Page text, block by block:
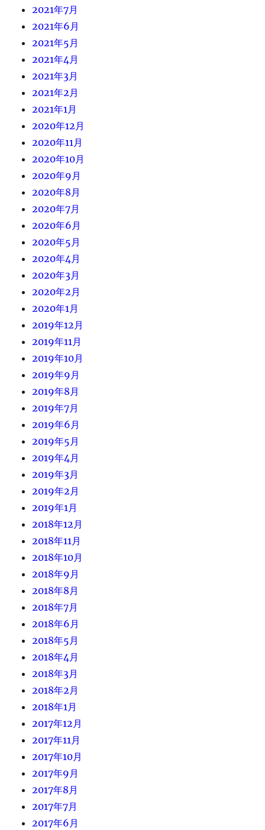
2021年7月
2021年6月
2021年5月
2021年4月
2021年3月
2021年2月
2021年1月
2020年12月
2020年11月
2020年10月
2020年9月
2020年8月
2020年7月
2020年6月
2020年5月
2020年4月
2020年3月
2020年2月
2020年1月
2019年12月
2019年11月
2019年10月
2019年9月
2019年8月
2019年7月
2019年6月
2019年5月
2019年4月
2019年3月
2019年2月
2019年1月
2018年12月
2018年11月
2018年10月
2018年9月
2018年8月
2018年7月
2018年6月
2018年5月
2018年4月
2018年3月
2018年2月
2018年1月
2017年12月
2017年11月
2017年10月
2017年9月
2017年8月
2017年7月
2017年6月